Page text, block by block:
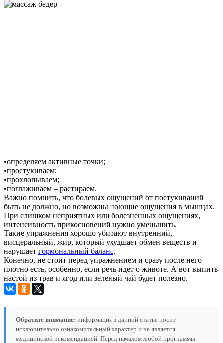
•определяем активные точки;
•простукиваем;
•прохлопываем;
•поглаживаем – растираем.
Важно помнить, что болевых ощущений от постукиваний
быть не должно, но возможны ноющие ощущения в мышцах.
При слишком неприятных или болезненных ощущениях,
интенсивность прикосновений нужно уменьшить.
Такие упражнения хорошо убирают внутренний,
висцеральный, жир, который ухудшает обмен веществ и
нарушает гормональный баланс.
Конечно, не стоит перед упражнением и сразу после него
плотно есть, особенно, если речь идет о животе. А вот выпить
настой из трав и ягод или зеленый чай будет полезно.
Обратите внимание: информация в данной статье носит
исключительно ознакомительный характер и не является
медицинской рекомендацией. Перед началом любой программы